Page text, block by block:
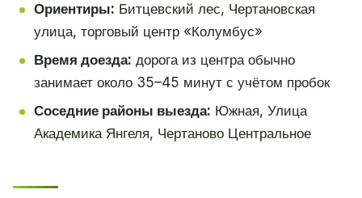
Ориентиры: Битцевский лес, Чертановская
улица, торговый центр «Колумбус»
Время доезда: дорога из центра обычно
занимает около 35–45 минут с учётом пробок
Соседние районы выезда: Южная, Улица
Академика Янгеля, Чертаново Центральное